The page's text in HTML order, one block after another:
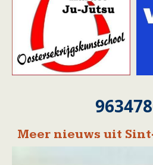
Meer nieuws uit